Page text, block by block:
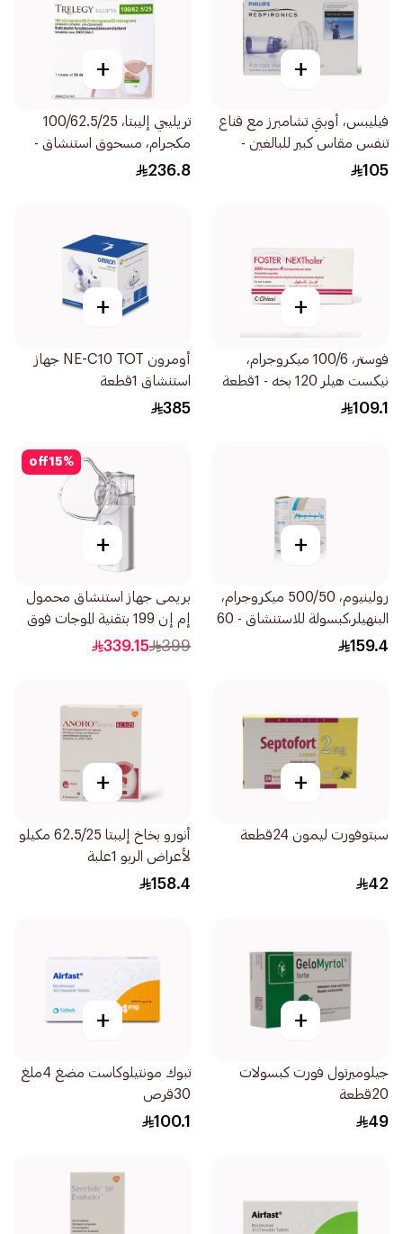
+
فيليبس، أوبتي تشامبرز مع قناع
تنفس مقاس كبير للبالغين -
1قطعة
105
+
تريليجي إليبتا، 100/62.5/25
مكجرام، مسحوق استنشاق -
30 جرعة 1قطعة
236.8
+
فوستر، 100/6 ميكروجرام،
نيكست هيلر 120 بخه - 1قطعة
109.1
+
أومرون NE-C10 TOT جهاز
استنشاق 1قطعة
385
+
رولينيوم، 500/50 ميكروجرام،
البنهيلر،كبسولة للاستنشاق - 60
جرعة 1قطعة
159.4
15%
off
+
بريمى جهاز استنشاق محمول
إم إن 199 بتقنية الموجات فوق
الصوتية 1قطعة
399
339.15
+
سبتوفورت ليمون 24قطعة
42
+
أنورو بخاخ إليبتا 62.5/25 مكيلو
لأعراض الربو 1علبة
158.4
+
جيلوميرتول فورت كبسولات
20قطعة
49
+
تبوك مونتيلوكاست مضغ 4ملغ
30قرص
100.1